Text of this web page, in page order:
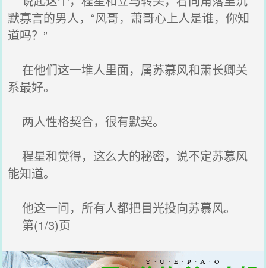
默寡言的男人，“风哥，萧哥心上人是谁，你知
道吗？”
在他们这一堆人里面，属苏慕风和萧长卿关
系最好。
两人性格契合，很有默契。
程星和觉得，这么大的秘密，说不定苏慕风
能知道。
他这一问，所有人都把目光投向苏慕风。
第(1/3)页